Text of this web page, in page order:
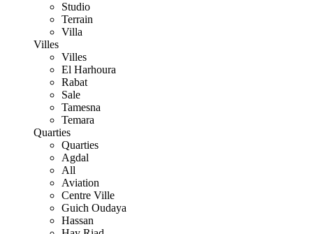
Studio
Terrain
Villa
Villes
Villes
El Harhoura
Rabat
Sale
Tamesna
Temara
Quarties
Quarties
Agdal
All
Aviation
Centre Ville
Guich Oudaya
Hassan